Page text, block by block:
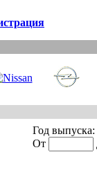
Год выпуска:
От